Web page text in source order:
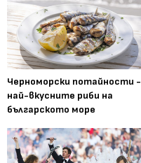
Черноморски потайности -
най-вкусните риби на
българското море